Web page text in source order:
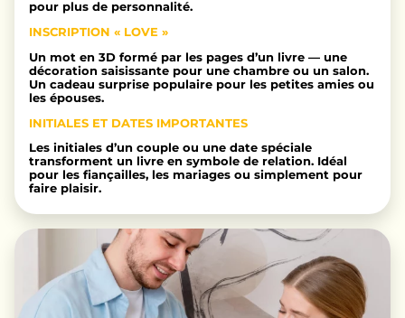
pour plus de personnalité.
INSCRIPTION « LOVE »
Un mot en 3D formé par les pages d’un livre — une
décoration saisissante pour une chambre ou un salon.
Un cadeau surprise populaire pour les petites amies ou
les épouses.
INITIALES ET DATES IMPORTANTES
Les initiales d’un couple ou une date spéciale
transforment un livre en symbole de relation. Idéal
pour les fiançailles, les mariages ou simplement pour
faire plaisir.